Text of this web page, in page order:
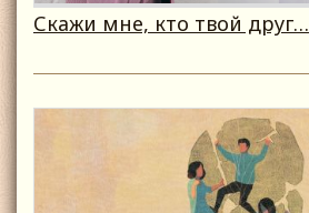
Скажи мне, кто твой друг…